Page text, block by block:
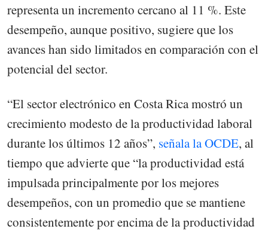
representa un incremento cercano al 11 %. Este
desempeño, aunque positivo, sugiere que los
avances han sido limitados en comparación con el
potencial del sector.
“El sector electrónico en Costa Rica mostró un
crecimiento modesto de la productividad laboral
durante los últimos 12 años”, señala la OCDE, al
tiempo que advierte que “la productividad está
impulsada principalmente por los mejores
desempeños, con un promedio que se mantiene
consistentemente por encima de la productividad